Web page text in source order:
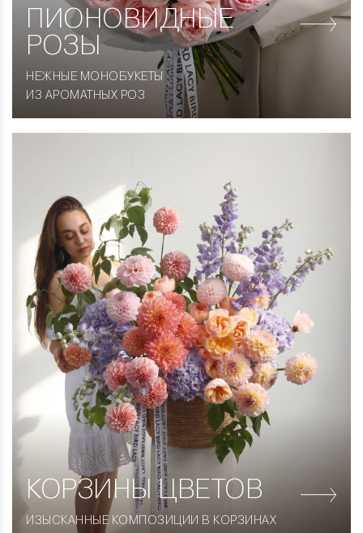
ПИОНОВИДНЫЕ
РОЗЫ
НЕЖНЫЕ МОНОБУКЕТЫ
ИЗ АРОМАТНЫХ РОЗ
КОРЗИНЫ ЦВЕТОВ
ИЗЫСКАННЫЕ КОМПОЗИЦИИ В КОРЗИНАХ